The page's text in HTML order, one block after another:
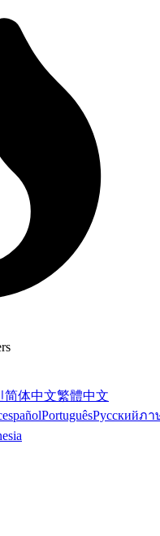
简体中文繁體中文
españolPortuguêsРусскийภา